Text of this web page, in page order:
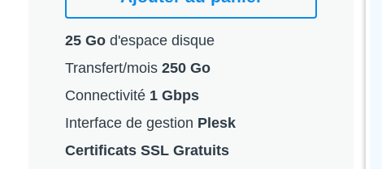
25 Go d'espace disque
Transfert/mois 250 Go
Connectivité 1 Gbps
Interface de gestion Plesk
Certificats SSL Gratuits